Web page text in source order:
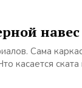
навес
Сама
касается